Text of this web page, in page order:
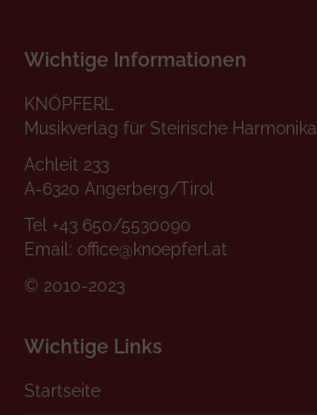
Wichtige Informationen
KNÖPFERL
Musikverlag für Steirische Harmonika
Achleit 233
A-6320 Angerberg/Tirol
Tel +43 650/5530090
Email: office@knoepferl.at
© 2010-2023
Wichtige Links
Startseite